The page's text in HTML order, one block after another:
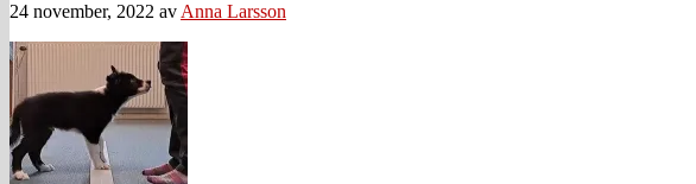
24 november, 2022 avAnna Larsson